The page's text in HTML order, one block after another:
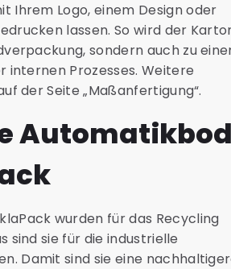
Ihrem Logo, einem Design oder
lassen. So wird der
sondern auch zu
Prozesses. Weitere
der Seite „Maßanfertigung“.
wurden für das Recycling
sind sie für die industrielle
Damit sind sie eine